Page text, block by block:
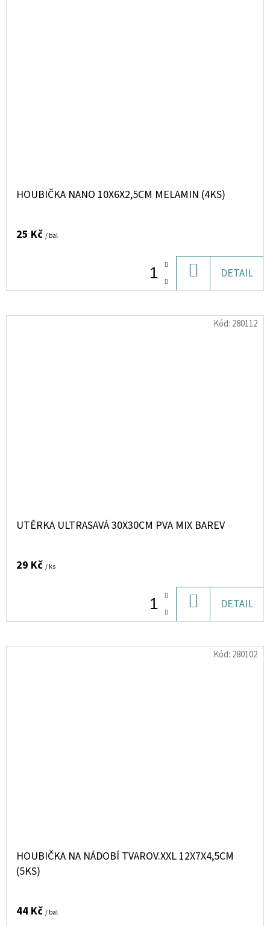
HOUBIČKA NANO 10X6X2,5CM MELAMIN (4KS)
25 Kč / bal
KOŠÍKU
DETAIL
UTĚRKA ULTRASAVÁ 30X30CM PVA MIX BAREV
29 Kč / ks
KOŠÍKU
DETAIL
Kód: 280112
HOUBIČKA NA NÁDOBÍ TVAROV.XXL 12X7X4,5CM
(5KS)
44 Kč / bal
Kód: 280102